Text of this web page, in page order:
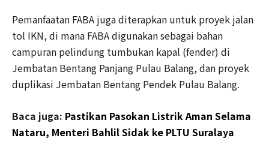
Pemanfaatan FABA juga diterapkan untuk proyek jalan
tol IKN, di mana FABA digunakan sebagai bahan
campuran pelindung tumbukan kapal (fender) di
Jembatan Bentang Panjang Pulau Balang, dan proyek
duplikasi Jembatan Bentang Pendek Pulau Balang.
Baca juga: Pastikan Pasokan Listrik Aman Selama
Nataru, Menteri Bahlil Sidak ke PLTU Suralaya